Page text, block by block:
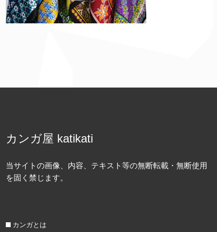
カンガ屋 katikati
当サイトの画像、内容、テキスト等の無断転載・無断使用
を固く禁じます。
カンガとは